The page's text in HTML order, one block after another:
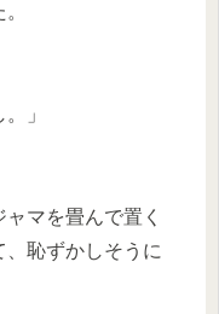
」
マを畳んで置く
恥ずかしそうに